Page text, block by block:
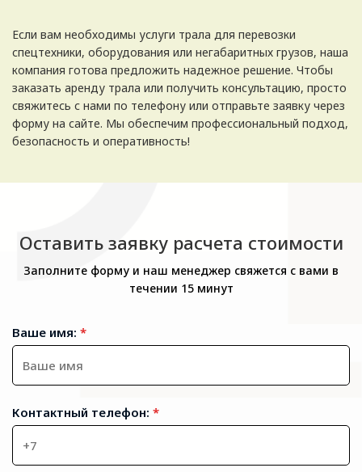
Если вам необходимы услуги трала для перевозки
спецтехники, оборудования или негабаритных грузов, наша
компания готова предложить надежное решение. Чтобы
заказать аренду трала или получить консультацию, просто
свяжитесь с нами по телефону или отправьте заявку через
форму на сайте. Мы обеспечим профессиональный подход,
безопасность и оперативность!
Оставить заявку расчета стоимости
Заполните форму и наш менеджер свяжется с вами в
течении 15 минут
Ваше имя: *
Контактный телефон: *